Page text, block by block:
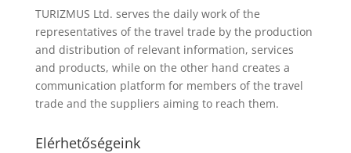
TURIZMUS Ltd. serves the daily work of the
representatives of the travel trade by the production
and distribution of relevant information, services
and products, while on the other hand creates a
communication platform for members of the travel
trade and the suppliers aiming to reach them.
Elérhetőségeink